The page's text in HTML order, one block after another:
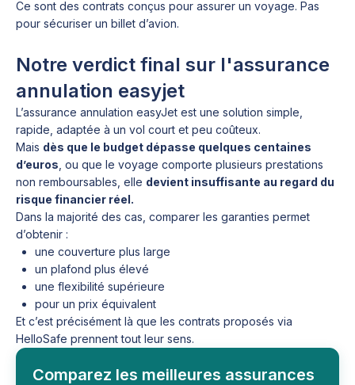
Ce sont des contrats conçus pour assurer un voyage. Pas
pour sécuriser un billet d’avion.
Notre verdict final sur l'assurance
annulation easyjet
L’assurance annulation easyJet est une solution simple,
rapide, adaptée à un vol court et peu coûteux.
Mais dès que le budget dépasse quelques centaines
d’euros , ou que le voyage comporte plusieurs prestations
non remboursables, elle devient insuffisante au regard du
risque financier réel.
Dans la majorité des cas, comparer les garanties permet
d’obtenir :
une couverture plus large
un plafond plus élevé
une flexibilité supérieure
pour un prix équivalent
Et c’est précisément là que les contrats proposés via
HelloSafe prennent tout leur sens.
Comparez les meilleures assurances